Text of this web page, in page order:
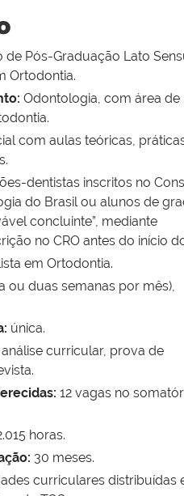
de Pós-Graduação Lato
Ortodontia.
Odontologia, com área de
com aulas teóricas,
dentistas inscritos no
do Brasil ou alunos de
concluinte”, mediante
no CRO antes do início
em Ortodontia.
ou duas semanas por mês),
única.
análise curricular, prova de
12 vagas no
horas.
30 meses.
curriculares distribuídas